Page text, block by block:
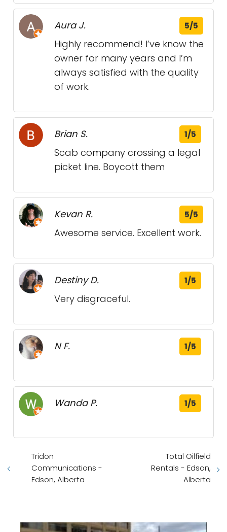
Aura J. 5/5
Highly recommend! I’ve know the
owner for many years and I’m
always satisfied with the quality
of work.
Brian S. 1/5
Scab company crossing a legal
picket line. Boycott them
Kevan R. 5/5
Awesome service. Excellent work.
Destiny D. 1/5
Very disgraceful.
N F. 1/5
Wanda P. 1/5
Tridon
Communications -
Edson, Alberta
Total Oilfield
Rentals - Edson,
Alberta